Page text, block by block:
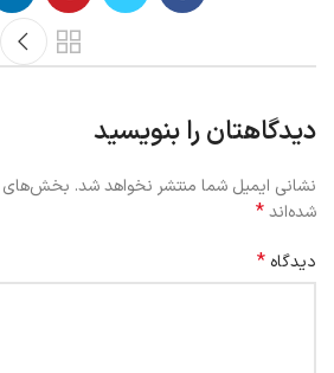
دیدگاهتان را بنویسید
نشانی ایمیل شما منتشر نخواهد شد. بخش‌های
شده‌اند*
دیدگاه *